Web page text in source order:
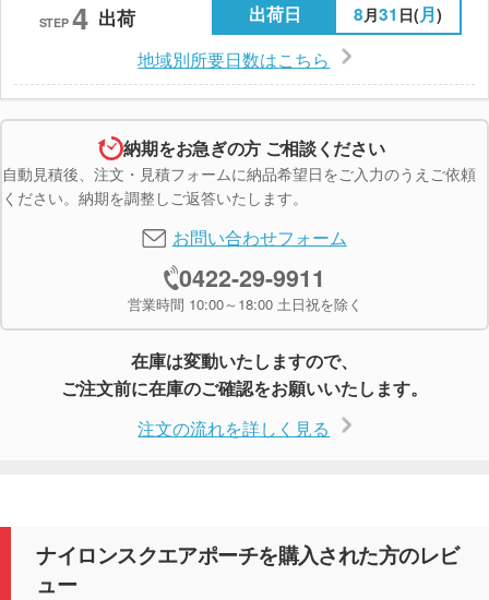
STEP 4 出荷 出荷日 8月31 日(月)
地域別所要日数はこちら
納期をお急ぎの方 ご相談ください
自動見積後、注文・見積フォームに納品希望日をご入力のうえご依頼
ください。納期を調整しご返答いたします。
お問い合わせフォーム
0422-29-9911
営業時間 10:00～18:00 土日祝を除く
在庫は変動いたしますので、
ご注文前に在庫のご確認をお願いいたします。
注文の流れを詳しく見る
ナイロンスクエアポーチを購入された方のレビ
ュー